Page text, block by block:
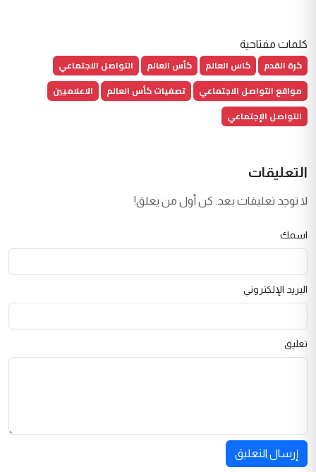
كلمات مفتاحية
كرة القدم كاس العالم كأس العالم
التواصل الاجتماعي
مواقع التواصل الاجتماعي
تصفيات كأس العالم
الاعلاميين
التواصل الإجتماعي
التعليقات
لا توجد تعليقات بعد. كن أول من يعلق!
اسمك
البريد الإلكتروني
تعليق
إرسال التعليق